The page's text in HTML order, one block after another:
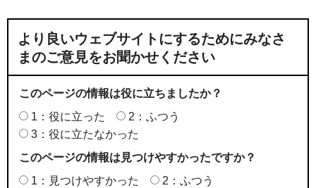
より良いウェブサイトにするためにみなさ
まのご意見をお聞かせください
このページの情報は役に立ちましたか？
1：役に立った
2：ふつう
3：役に立たなかった
このページの情報は見つけやすかったですか？
1：見つけやすかった
2：ふつう